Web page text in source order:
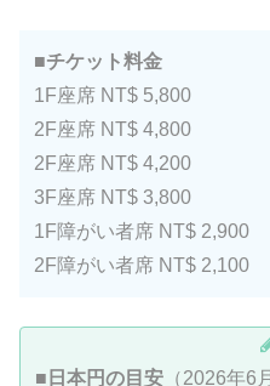
■チケット料金
1F座席 NT$ 5,800
2F座席 NT$ 4,800
2F座席 NT$ 4,200
3F座席 NT$ 3,800
1F障がい者席 NT$ 2,900
2F障がい者席 NT$ 2,100
■ 日本円の目安 （2026年6